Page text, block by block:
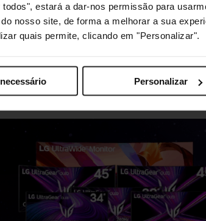
estará a dar-nos permissão para
nosso site, de forma a melhorar a sua
quais permite, clicando em "Personalizar".
Personalizar
até 15% de Cashback
de pré-lançamento para os novos monitores